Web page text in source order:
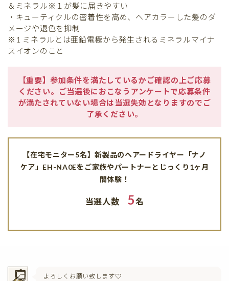
＆ミネラル※１が髪に届きやすい
・キューティクルの密着性を高め、ヘアカラーした髪のダ
メージや退色を抑制
※1 ミネラルとは亜鉛電極から発生されるミネラルマイナ
スイオンのこと
【重要】参加条件を満たしているかご確認の上ご応募
ください。ご当選後におこなうアンケートで応募条件
が満たされていない場合は当選失効となりますのでご
了承ください。
【在宅モニター5名】新製品のヘアードライヤー「ナノ
ケア」EH-NA0Eをご家族やパートナーとじっくり1ヶ月
間体験！
当選人数5名
よろしくお願い致します♡